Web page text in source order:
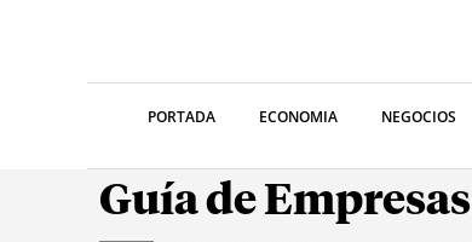
PORTADA ECONOMIA NEGOCIOS
Guía de